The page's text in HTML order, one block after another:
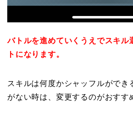
バトルを進めていくうえでスキル
トになります。
スキルは何度かシャッフルができ
がない時は、変更するのがおすす